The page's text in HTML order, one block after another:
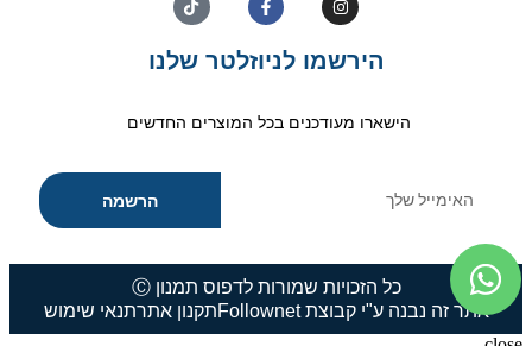
הירשמו לניוזלטר שלנו
הישארו מעודכנים בכל המוצרים החדשים
הרשמה
כל הזכויות שמורות לדפוס תמנון Ⓒ
אתר זה נבנה ע"י קבוצת Follownet
תקנון אתרתנאי שימוש